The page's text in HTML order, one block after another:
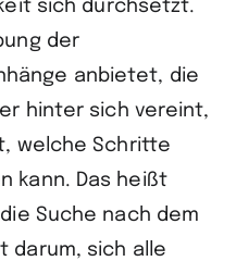
sich durchsetzt.
der
anbietet, die
hinter sich vereint,
welche Schritte
kann. Das heißt
Suche nach dem
darum, sich alle